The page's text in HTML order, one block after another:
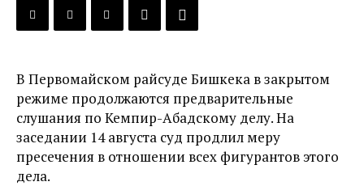
Кыргызстана
В Первомайском райсуде Бишкека в закрытом
режиме продолжаются предварительные
слушания по Кемпир-Абадскому делу. На
заседании 14 августа суд продлил меру
пресечения в отношении всех фигурантов этого
дела.